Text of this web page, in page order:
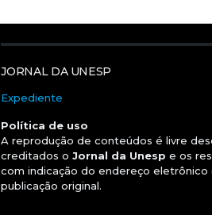
JORNAL DA UNESP
Expediente
Política de uso
A reprodução de conteúdos é livre
creditados oJornal da Unesp e os
com indicação do endereço eletrônico
publicação original.